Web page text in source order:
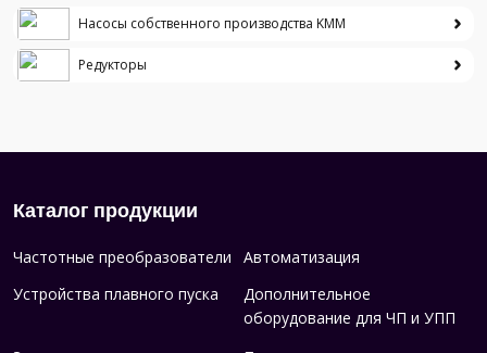
Насосы собственного производства KMM
Редукторы
Каталог продукции
Частотные преобразователи
Автоматизация
Устройства плавного пуска
Дополнительное
оборудование для ЧП и УПП